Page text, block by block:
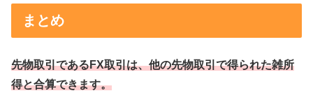
まとめ
先物取引であるFX取引は、他の先物取引で得られた雑所
得と合算できます。